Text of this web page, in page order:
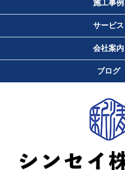
施工事例
サービス
会社案内
ブログ